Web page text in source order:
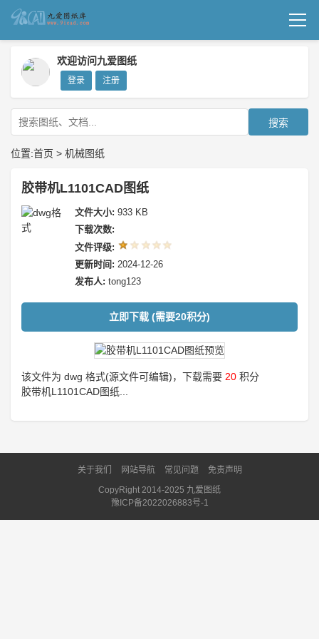
机械图纸
成套图纸
技术文档
我要上传
欢迎访问九爱图纸
登录 注册
搜索
位置:首页 > 机械图纸
胶带机L1101CAD图纸
文件大小: 933 KB
下载次数:
文件评级:
更新时间: 2024-12-26
发布人: tong123
立即下载 (需要20积分)
该文件为 dwg 格式(源文件可编辑)，下载需要 20 积分
胶带机L1101CAD图纸...
关于我们 网站导航 常见问题
免责声明
CopyRight 2014-2025 九爱图纸
豫ICP备2022026883号-1